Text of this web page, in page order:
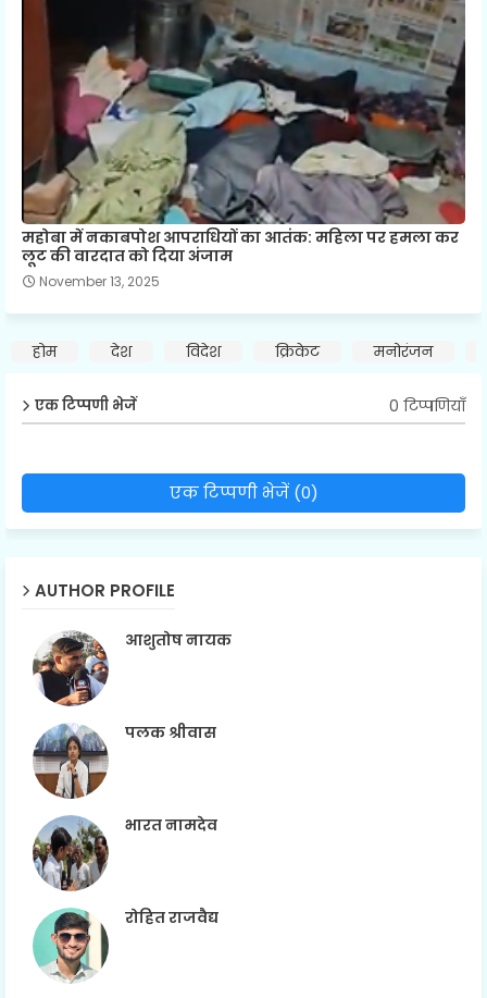
महोबा में नकाबपोश आपराधियों का आतंक: महिला पर हमला कर
लूट की वारदात को दिया अंजाम
November 13, 2025
होम देश विदेश क्रिकेट मनोरंजन
एक टिप्पणी भेजें 0 टिप्पणियाँ
एक टिप्पणी भेजें (0)
AUTHOR PROFILE
आशुतोष नायक
पलक श्रीवास
भारत नामदेव
रोहित राजवैद्य